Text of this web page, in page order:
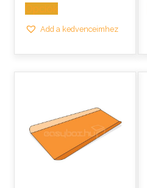
Opciók
Add a kedvenceimhez